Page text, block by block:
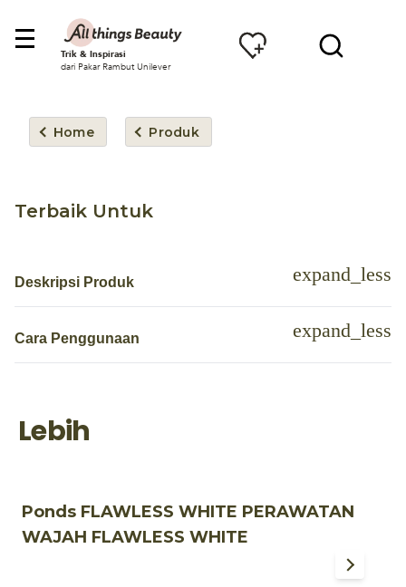
Trik & Inspirasi
dari Pakar Rambut Unilever
Home Produk
Terbaik Untuk
Deskripsi Produk
Cara Penggunaan
Lebih
Ponds FLAWLESS WHITE PERAWATAN
WAJAH FLAWLESS WHITE